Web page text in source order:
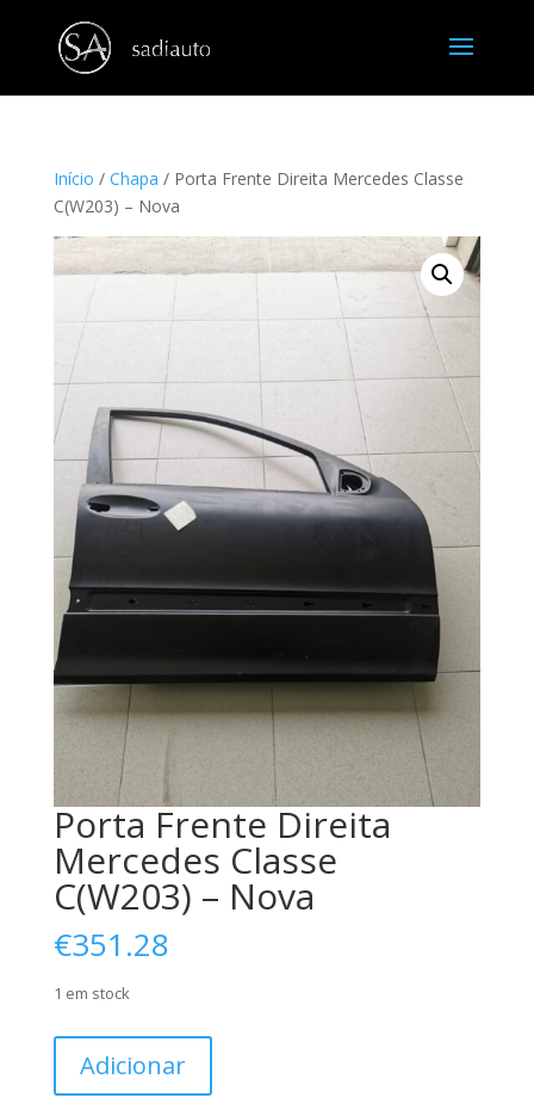
Início / Chapa / Porta Frente Direita Mercedes Classe
C(W203) – Nova
Porta Frente Direita
Mercedes Classe
C(W203) – Nova
€351.28
1 em stock
Porta
Adicionar